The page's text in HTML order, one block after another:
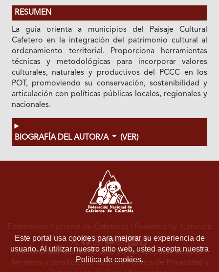
RESUMEN
La guía orienta a municipios del Paisaje Cultural
Cafetero en la integración del patrimonio cultural al
ordenamiento territorial. Proporciona herramientas
técnicas y metodológicas para incorporar valores
culturales, naturales y productivos del PCCC en los
POT, promoviendo su conservación, sostenibilidad y
articulación con políticas públicas locales, regionales y
nacionales.
BIOGRAFÍA DEL AUTOR/A (VER)
Este portal usa cookies para mejorar su experiencia de
usuario. Al utilizar nuestro sitio web, usted acepta nuestra
Política de cookies.
Federación Nacional de Cafeteros | Powered by: Cenicafé
Al continuar utilizando este portal, aceptas nuestros
Términos y condiciones de usoyPolítica de Privacidad y